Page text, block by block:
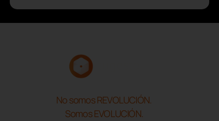
No somos REVOLUCIÓN.
Somos EVOLUCIÓN.